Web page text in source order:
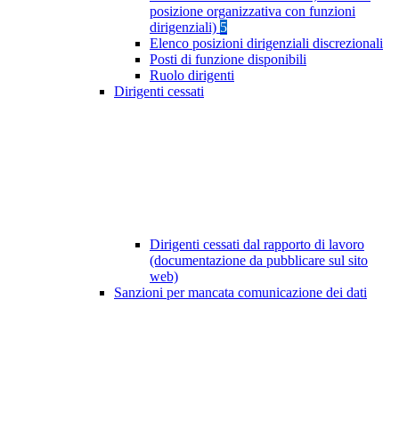
posizione organizzativa con funzioni
dirigenziali) 5
Elenco posizioni dirigenziali discrezionali
Posti di funzione disponibili
Ruolo dirigenti
Dirigenti cessati
Dirigenti cessati dal rapporto di lavoro
(documentazione da pubblicare sul sito
web)
Sanzioni per mancata comunicazione dei dati